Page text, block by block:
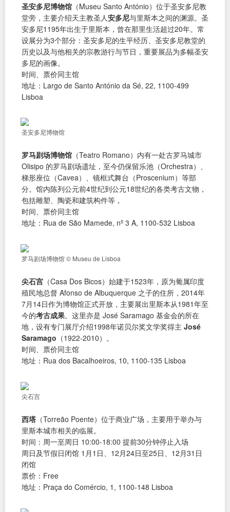
圣安多尼博物馆 （Museu Santo António）位于圣安多尼教
堂旁，主要介绍天主教圣人安多尼与里斯本之间的渊源。圣
安多尼1195年出生于里斯本，曾在那里生活超过20年。常
设展分为3个部分：圣安多尼的生平经历、圣安多尼教堂的
历史以及与他相关的宗教游行与节日，重要展品为多幅圣安
多尼的画像。
时间、票价同主馆
地址：Largo de Santo António da Sé, 22, 1100-499
Lisboa
圣安多尼博物馆
罗马剧场博物馆 （Teatro Romano）内有一处古罗马城市
Olisipo 的罗马剧场遗址，至今仍保留乐池（Orchestra）、
梯形座位（Cavea）、镜框式舞台（Proscenium）等部
分。馆内陈列公元前4世纪到公元18世纪的各类考古文物，
包括雕塑、陶瓷和建筑构件等，
时间、票价同主馆
地址：Rua de São Mamede, nº 3 A, 1100-532 Lisboa
罗马剧场博物馆 © Museu de Lisboa
尖石宫 （Casa Dos Bicos）始建于1523年，原为葡属印度
殖民地总督 Afonso de Albuquerque 之子的住所，2014年
7月14日作为博物馆正式开放，主要展出里斯本从1981年至
今的考古成果。这里亦是 José Saramago 基金会的所在
地，设有专门展厅介绍1998年诺贝尔奖文学奖得主 José
Saramago （1922-2010）。
时间、票价同主馆
地址：Rua dos Bacalhoeiros, 10, 1100-135 Lisboa
尖石宫
西塔 （Torreão Poente）位于商业广场，主要用于举办与
里斯本城市相关的临展。
时间：周一至周日 10:00-18:00 提前30分钟停止入场
周日及节假日闭馆 1月1日、12月24日至25日、12月31日
闭馆
票价：Free
地址：Praça do Comércio, 1, 1100-148 Lisboa